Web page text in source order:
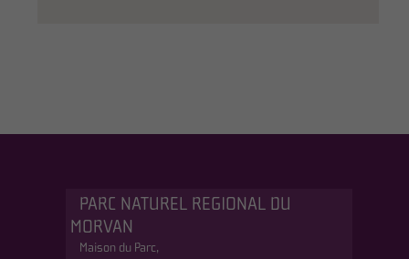
PARC NATUREL REGIONAL DU
MORVAN
Maison du Parc,